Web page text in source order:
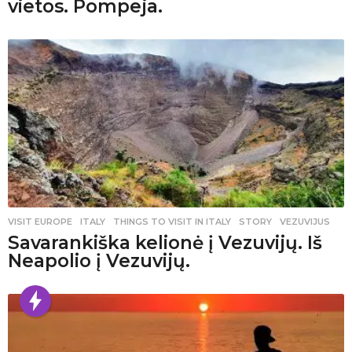
vietos. Pompeja.
VISIT EUROPE ITALY ,THINGS TO VISIT IN ITALY ,STORY ,VEZUVIJUS
Savarankiška kelionė į Vezuvijų. Iš
Neapolio į Vezuvijų.